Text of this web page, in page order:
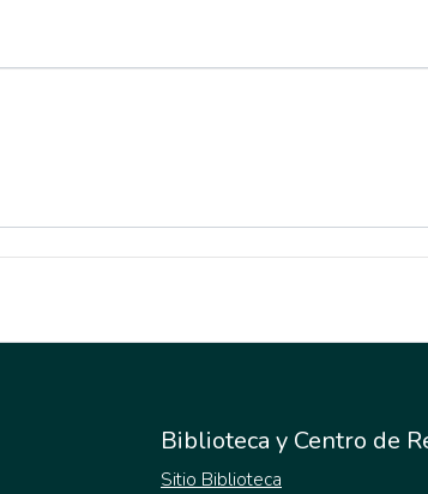
Biblioteca y Centro de
Sitio Biblioteca